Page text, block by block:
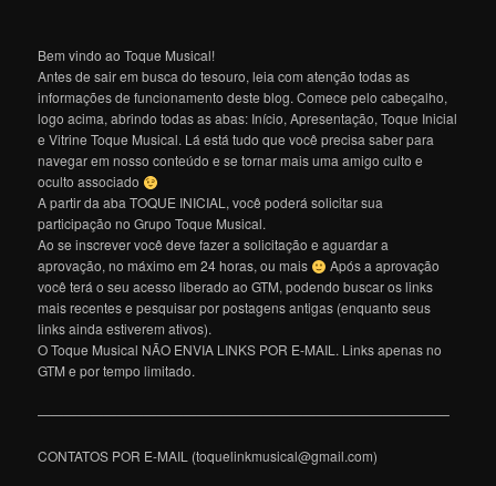
Bem vindo ao Toque Musical!
Antes de sair em busca do tesouro, leia com atenção todas as
informações de funcionamento deste blog. Comece pelo cabeçalho,
logo acima, abrindo todas as abas: Início, Apresentação, Toque Inicial
e Vitrine Toque Musical. Lá está tudo que você precisa saber para
navegar em nosso conteúdo e se tornar mais uma amigo culto e
oculto associado
A partir da aba TOQUE INICIAL, você poderá solicitar sua
participação no Grupo Toque Musical.
Ao se inscrever você deve fazer a solicitação e aguardar a
aprovação, no máximo em 24 horas, ou mais
Após a aprovação
você terá o seu acesso liberado ao GTM, podendo buscar os links
mais recentes e pesquisar por postagens antigas (enquanto seus
links ainda estiverem ativos).
O Toque Musical NÃO ENVIA LINKS POR E-MAIL. Links apenas no
GTM e por tempo limitado.
———————————————————————————————
CONTATOS POR E-MAIL (toquelinkmusical@gmail.com)